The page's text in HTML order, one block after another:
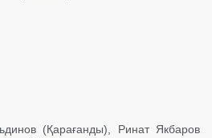
(Қарағанды), Ринат Якбаров